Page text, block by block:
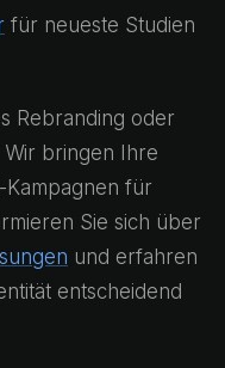
für neueste Studien
Rebranding oder
Wir bringen Ihre
Kampagnen für
Sie sich über
und erfahren
entscheidend